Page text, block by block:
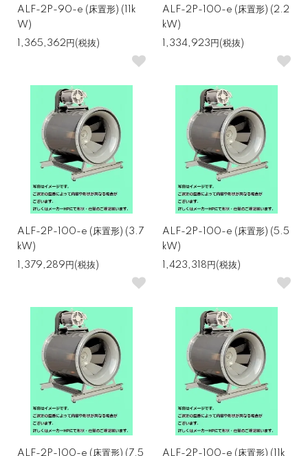
ALF-2P-90-e (床置形) (11k
W)
1,365,362円(税抜)
ALF-2P-100-e (床置形) (2.2
kW)
1,334,923円(税抜)
ALF-2P-100-e (床置形) (3.7
kW)
1,379,289円(税抜)
ALF-2P-100-e (床置形) (5.5
kW)
1,423,318円(税抜)
ALF-2P-100-e (床置形) (7.5
ALF-2P-100-e (床置形) (11k